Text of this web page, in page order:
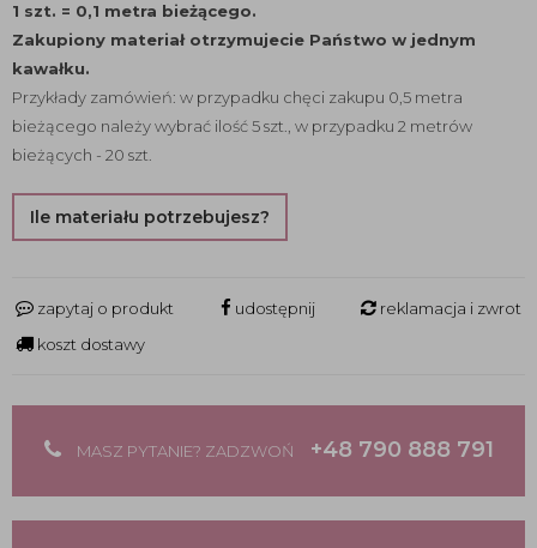
1 szt. = 0,1 metra bieżącego.
Zakupiony materiał otrzymujecie Państwo w jednym
kawałku.
Przykłady zamówień: w przypadku chęci zakupu 0,5 metra
bieżącego należy wybrać ilość 5 szt., w przypadku 2 metrów
bieżących - 20 szt.
Ile materiału potrzebujesz?
zapytaj o produkt udostępnij
reklamacja i zwrot
koszt dostawy
MASZ PYTANIE? ZADZWOŃ +48 790 888 791